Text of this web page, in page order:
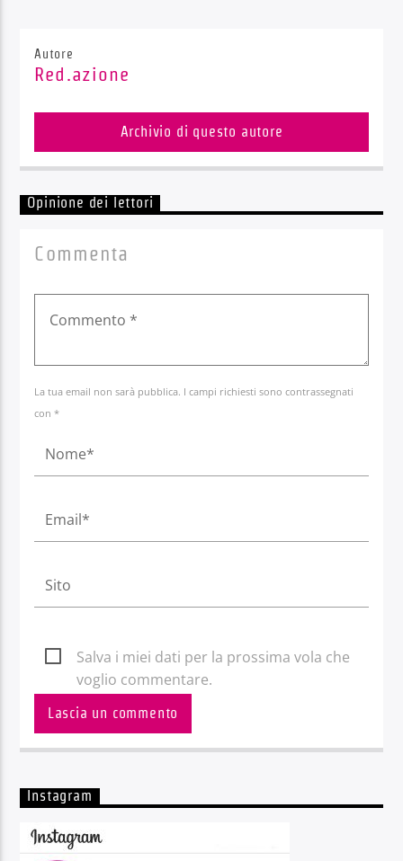
Autore
Red.azione
Archivio di questo autore
Opinione dei lettori
Commenta
La tua email non sarà pubblica. I campi richiesti sono contrassegnati
con *
Salva i miei dati per la prossima vola che
voglio commentare.
Instagram